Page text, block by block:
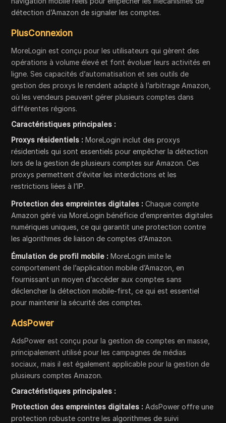
détection d’Amazon de signaler les comptes.
PlusConnexion
MoreLogin est conçu pour les utilisateurs qui gèrent des
opérations à volume élevé et font évoluer leurs activités en
ligne. Ses capacités d’automatisation et ses outils de
gestion des proxys le rendent adapté à l’arbitrage Amazon,
où les vendeurs peuvent gérer plusieurs comptes dans
différentes régions.
Caractéristiques principales :
Proxys résidentiels : MoreLogin inclut des proxys
résidentiels qui sont essentiels pour empêcher la détection
lors de la gestion de plusieurs comptes sur Amazon. Ces
proxys permettent d’éviter les interdictions et les
restrictions liées à l’IP.
Protection des empreintes digitales : Chaque compte
Amazon géré via MoreLogin bénéficie d’empreintes digitales
numériques uniques, ce qui garantit une protection contre
les algorithmes de liaison de comptes d’Amazon.
Émulation de profil mobile : MoreLogin imite le
comportement de l’application mobile d’Amazon, en
fournissant un moyen d’accéder aux comptes sans
déclencher la détection mobile-first, ce qui est essentiel
pour maintenir la sécurité des comptes.
AdsPower
AdsPower est conçu pour la gestion de comptes en masse,
principalement utilisé pour les campagnes de médias
sociaux, mais il est également applicable pour la gestion de
plusieurs comptes Amazon.
Caractéristiques principales :
Protection des empreintes digitales : AdsPower offre une
protection robuste contre les algorithmes de suivi